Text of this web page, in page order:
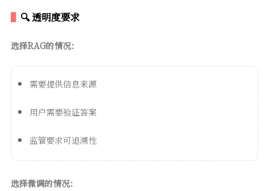
🔍 透明度要求
选择RAG的情况：
需要提供信息来源
用户需要验证答案
监管要求可追溯性
选择微调的情况：